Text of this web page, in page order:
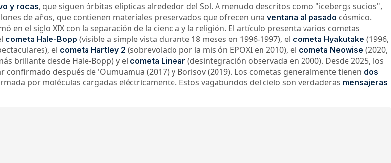
y rocas, que siguen órbitas elípticas alrededor del Sol. A menudo descritos como "icebergs sucios",
de años, que contienen materiales preservados que ofrecen una ventana al pasado cósmico.
en el siglo XIX con la separación de la ciencia y la religión. El artículo presenta varios cometas
cometa Hale-Bopp (visible a simple vista durante 18 meses en 1996-1997), el cometa Hyakutake (1996,
el cometa Hartley 2 (sobrevolado por la misión EPOXI en 2010), el cometa Neowise (2020,
brillante desde Hale-Bopp) y el cometa Linear (desintegración observada en 2000). Desde 2025, los
confirmado después de 'Oumuamua (2017) y Borisov (2019). Los cometas generalmente tienen dos
por moléculas cargadas eléctricamente. Estos vagabundos del cielo son verdaderas mensajeras